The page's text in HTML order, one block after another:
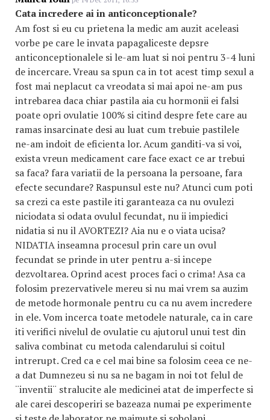
Cata incredere ai in anticonceptionale?
Am fost si eu cu prietena la medic am auzit aceleasi
vorbe pe care le invata papagaliceste depsre
anticonceptionalele si le-am luat si noi pentru 3-4 luni
de incercare. Vreau sa spun ca in tot acest timp sexul a
fost mai neplacut ca vreodata si mai apoi ne-am pus
intrebarea daca chiar pastila aia cu hormonii ei falsi
poate opri ovulatie 100% si citind despre fete care au
ramas insarcinate desi au luat cum trebuie pastilele
ne-am indoit de eficienta lor. Acum ganditi-va si voi,
exista vreun medicament care face exact ce ar trebui
sa faca? fara variatii de la persoana la persoane, fara
efecte secundare? Raspunsul este nu? Atunci cum poti
sa crezi ca este pastile iti garanteaza ca nu ovulezi
niciodata si odata ovulul fecundat, nu ii impiedici
nidatia si nu il AVORTEZI? Aia nu e o viata ucisa?
NIDATIA inseamna procesul prin care un ovul
fecundat se prinde in uter pentru a-si incepe
dezvoltarea. Oprind acest proces faci o crima! Asa ca
folosim prezervativele mereu si nu mai vrem sa auzim
de metode hormonale pentru cu ca nu avem incredere
in ele. Vom incerca toate metodele naturale, ca in care
iti verifici nivelul de ovulatie cu ajutorul unui test din
saliva combinat cu metoda calendarului si coitul
intrerupt. Cred ca e cel mai bine sa folosim ceea ce ne-
a dat Dumnezeu si nu sa ne bagam in noi tot felul de
¨inventii¨ stralucite ale medicinei atat de imperfecte si
ale carei descoperiri se bazeaza numai pe experimente